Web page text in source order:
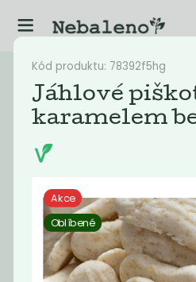
Katalog Potraviny
Filtrovat produkty
Novinka
Akce
Oblíbené
Kód produktu: 78392f5hg
Jáhlové
karamelem